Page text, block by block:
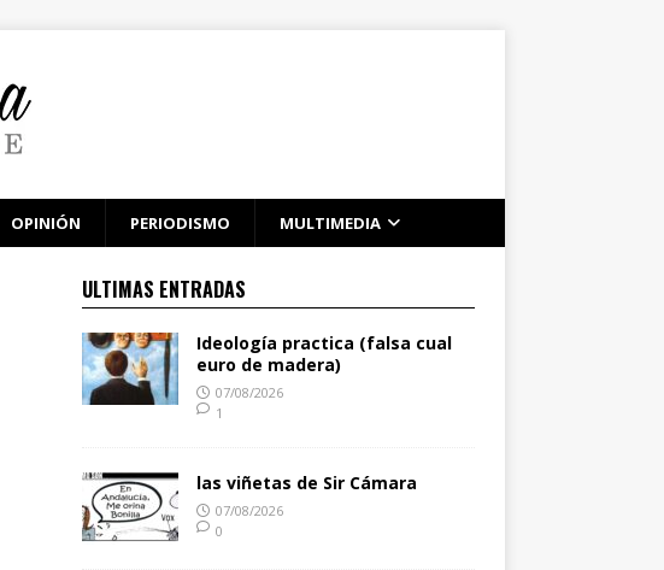
OPINIÓN PERIODISMO MULTIMEDIA
ULTIMAS ENTRADAS
Ideología practica (falsa cual
euro de madera)
07/08/2026
1
las viñetas de Sir Cámara
07/08/2026
0